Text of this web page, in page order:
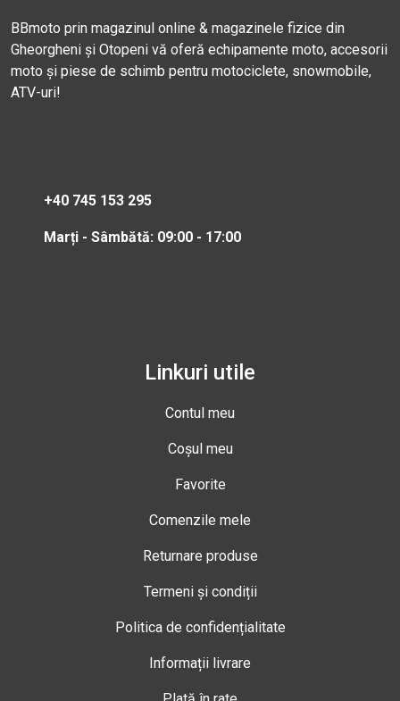
BBmoto prin magazinul online & magazinele fizice din
Gheorgheni și Otopeni vă oferă echipamente moto, accesorii
moto și piese de schimb pentru motociclete, snowmobile,
ATV-uri!
+40 745 153 295
Marți - Sâmbătă: 09:00 - 17:00
Linkuri utile
Contul meu
Coșul meu
Favorite
Comenzile mele
Returnare produse
Termeni și condiții
Politica de confidențialitate
Informații livrare